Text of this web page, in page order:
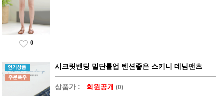
0
시크릿밴딩 밑단롤업 텐션좋은 스키니 데님팬츠
상품가 : 회원공개 (0)